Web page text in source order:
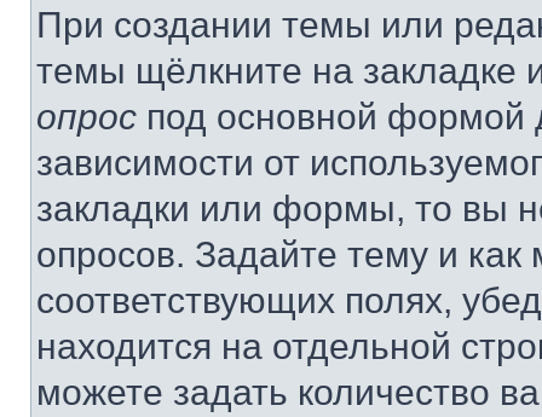
При создании темы или
темы щёлкните на
опрос под основной формой
зависимости от
закладки или формы, то вы
опросов. Задайте тему и
соответствующих полях,
находится на отдельной
можете задать количество